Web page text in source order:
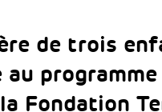
de trois
Fondation